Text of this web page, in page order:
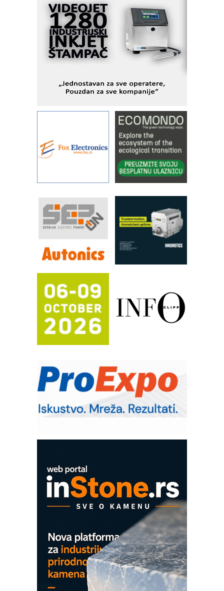
MOTOMAN – NEXT-Robotika vođena
veštačkom inteligencijom
I.SAFE MOBILE revolucioniše
industrijsku automatizaciju
pionirskimmobile operator PANEL-OM
Fleksibilno stezanje i brzo
KIP KOP – napredna rešenja za
savremene industrijske i logističke
Alba d.o.o. – 35 godina preciznosti u
metrologiji i pametnim dozirnim
rešenjima
IBeRTIM - oprema za ispitivanje
STAUFF – Komponente koje
sistema
YAMADA pumpe – japanska
pouzdanost u transferu fluida
Filtration Group Industrial – Napredna
rešenja za filtraciju u hidrauličkim i
procesnim sistemima
FANUC: Najbolje za vašu pametnu
automatizaciju
Efikasno upravljanje energijom
Automatizacija pakovanja · Display
(Shelf-Ready) omotnice
Potpuna efikasnost bez složenih
Trajna oznaka kao dugoročna korist
Bezbednost na prvom mestu!
IB BLUMENAUER - više od 40 godina
poverenja u industriji
OBO sistemi mrežastih nosača kablova
Proizvodnja iC7 Hybrid 1500 VDC
mrežnog pretvarača sa tečnim
hlađenjem